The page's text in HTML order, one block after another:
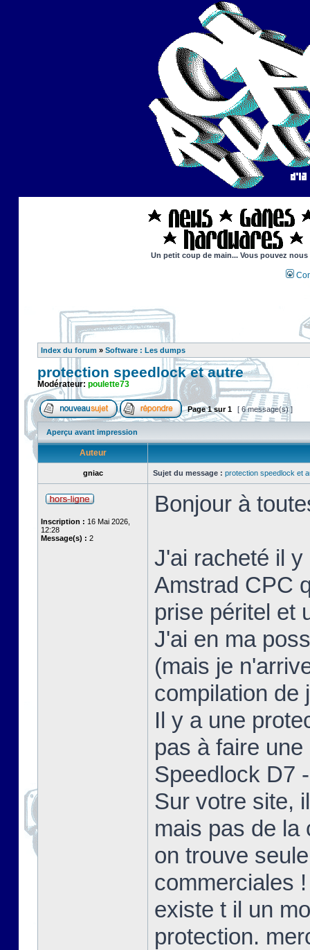
Un petit coup de main... Vous pouvez
Index du forum » Software : Les dumps
protection speedlock et autre
Modérateur: poulette73
Page1sur1 [ 6 message(s) ]
Aperçu avant impression
Auteur
gniac Sujet du message : protection speedlock et
Inscription : 16 Mai 2026,
12:28
Message(s) : 2
Bonjour à
J'ai racheté il
Amstrad CPC
prise péritel et
J'ai en ma
(mais je
compilation de
Il y a une
pas à faire
Speedlock D7
Sur votre site,
mais pas de la
on trouve
commerciales !
existe t il un
protection.